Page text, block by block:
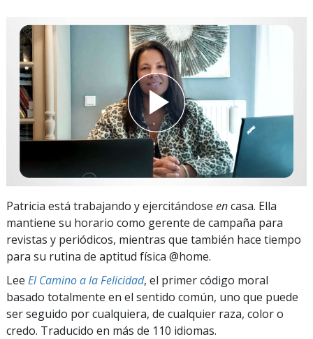
Patricia está trabajando y ejercitándose encasa. Ella
mantiene su horario como gerente de campaña para
revistas y periódicos, mientras que también hace tiempo
para su rutina de aptitud física @home.
Lee El Camino a la Felicidad, el primer código moral
basado totalmente en el sentido común, uno que puede
ser seguido por cualquiera, de cualquier raza, color o
credo. Traducido en más de 110 idiomas.